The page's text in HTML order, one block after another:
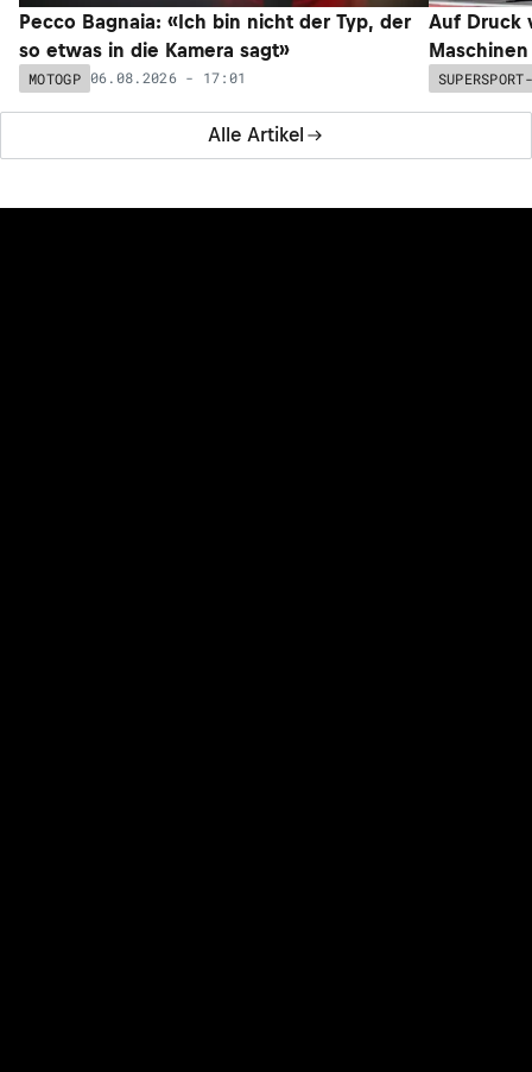
Alle Artikel
Pecco Bagnaia: «Ich bin nicht der Typ, der
so etwas in die Kamera sagt»
MOTOGP 06.08.2026 - 17:01
Auf Druck
SUPERSPORT-